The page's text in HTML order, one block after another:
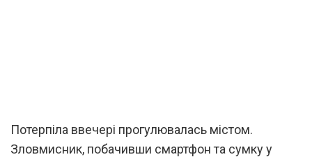
Потерпіла ввечері прогулювалась містом.
Зловмисник, побачивши смартфон та сумку у